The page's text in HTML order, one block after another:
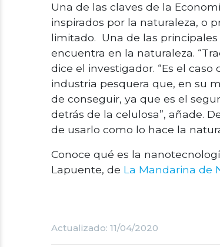
Una de las claves de la
inspirados por la naturaleza, o
limitado. Una de las
encuentra en la naturaleza.
dice el investigador. “Es el
industria pesquera que, en su
de conseguir, ya que es el
detrás de la celulosa”, añade.
de usarlo como lo hace la
Conoce qué es la
Lapuente, de La Mandarina de
Actualizado: 11/04/2020